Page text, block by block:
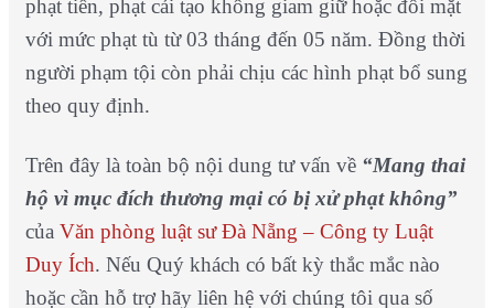
phạt tiền, phạt cải tạo không giam giữ hoặc đối mặt
với mức phạt tù từ 03 tháng đến 05 năm. Đồng thời
người phạm tội còn phải chịu các hình phạt bổ sung
theo quy định.
Trên đây là toàn bộ nội dung tư vấn về “Mang thai
hộ vì mục đích thương mại có bị xử phạt không”
của Văn phòng luật sư Đà Nẵng – Công ty Luật
Duy Ích. Nếu Quý khách có bất kỳ thắc mắc nào
hoặc cần hỗ trợ hãy liên hệ với chúng tôi qua số